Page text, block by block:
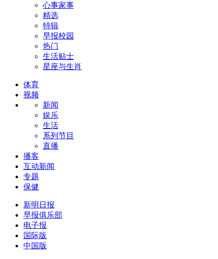
心事家事
精选
特辑
早报校园
热门
生活贴士
星座与生肖
体育
视频
新闻
娱乐
生活
系列节目
直播
播客
互动新闻
专题
保健
新明日报
早报俱乐部
电子报
国际版
中国版